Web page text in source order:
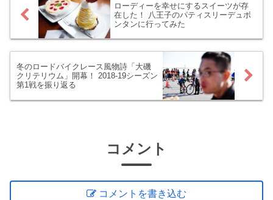
ローディーを幸せにするスイーツが存
在した！ 八王子のパティスリーデュボ
ンタンに行ってみた
冬のロードバイクレース風物詩「大磯
クリテリウム」開幕！ 2018-19シーズン
第1戦を振り返る
コメント
コメントを書き込む